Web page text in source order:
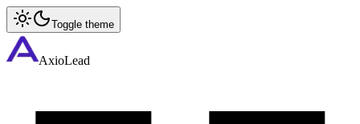
Toggle theme
AxioLead